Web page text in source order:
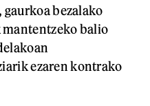
gaurkoa bezalako
balio
ezaren kontrako